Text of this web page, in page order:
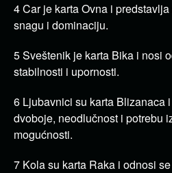
4 Car je karta Ovna i
snagu i dominaciju.
5 Sveštenik je karta Bika i nosi
stabilnosti i upornosti.
6 Ljubavnici su karta Blizanaca
dvoboje, neodlučnost i potrebu
mogućnosti.
7 Kola su karta Raka i odnosi